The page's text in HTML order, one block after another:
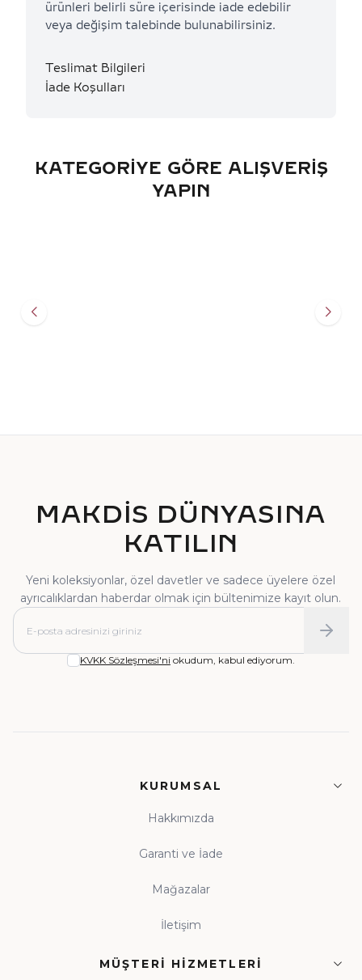
ürünleri belirli süre içerisinde iade edebilir
veya değişim talebinde bulunabilirsiniz.
Teslimat Bilgileri
İade Koşulları
KATEGORIYE GÖRE ALIŞVERIŞ
YAPIN
MAKDİS DÜNYASINA
KATILIN
Yeni koleksiyonlar, özel davetler ve sadece üyelere özel
ayrıcalıklardan haberdar olmak için bültenimize kayıt olun.
KVKK Sözleşmesi'ni okudum, kabul ediyorum.
KURUMSAL
Hakkımızda
Garanti ve İade
Mağazalar
İletişim
MÜŞTERI HIZMETLERI